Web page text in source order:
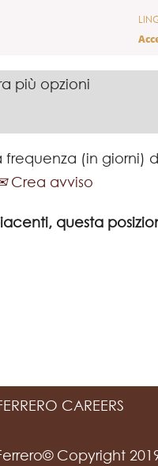
PER PAROLA
più opzioni
frequenza (in giorni)
Crea avviso
questa
CAREERS
Copyright